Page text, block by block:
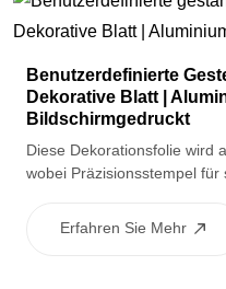
Benutzerdefinierte
Dekorative Blatt |
Bildschirmgedruckt
Diese Dekorationsfolie wird
wobei Präzisionsstempel für
während der Siebdruck
Erfahren Sie Mehr